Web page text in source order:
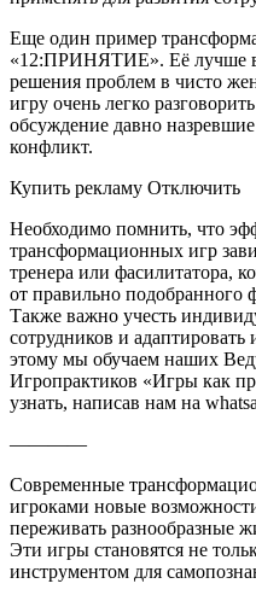
Еще один пример
«12:ПРИНЯТИЕ». Её лучше
решения проблем в чисто
игру очень легко
обсуждение давно
конфликт.
Купить рекламу Отключить
Необходимо помнить, что
трансформационных игр
тренера или фасилитатора,
от правильно подобранного
Также важно учесть
сотрудников и
этому мы обучаем наших
Игропрактиков «Игры как
узнать, написав нам на
————
Современные
игроками новые
переживать разнообразные
Эти игры становятся не
инструментом для